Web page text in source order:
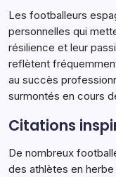
Les footballeurs
personnelles qui
résilience et leur
reflètent
au succès
surmontés en cours
Citations
De nombreux
des athlètes en